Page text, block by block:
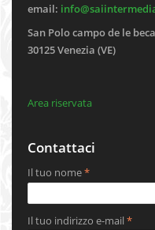
email:
San Polo campo de le
30125 Venezia (VE)
Area riservata
Contattaci
Il tuo nome*
Il tuo indirizzo e-mail *